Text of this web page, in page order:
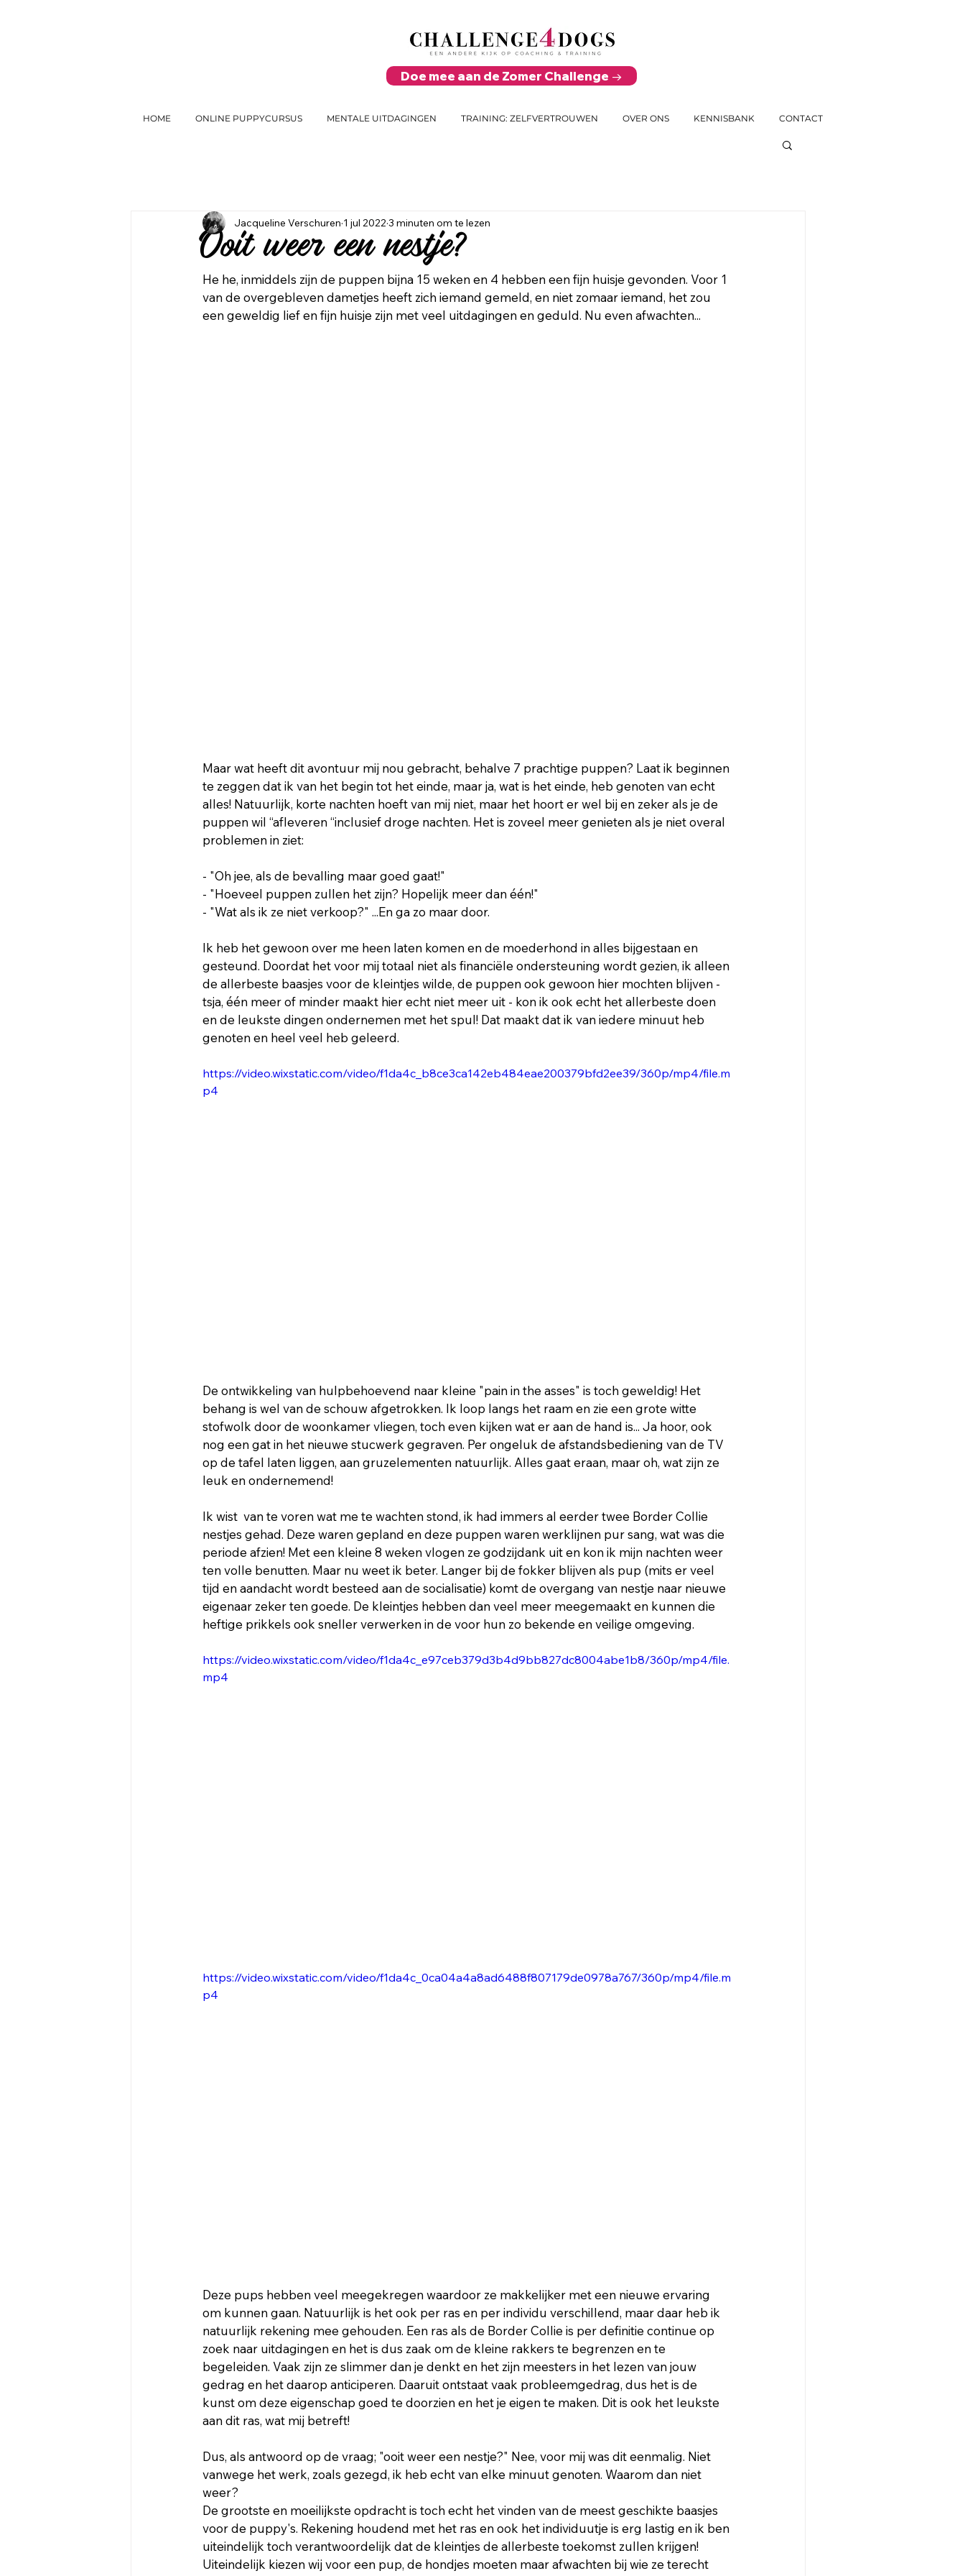
Doe mee aan de Zomer Challenge →
HOME ONLINE PUPPYCURSUS MENTALE UITDAGINGEN TRAINING: ZELFVERTROUWEN OVER ONS KENNISBANK CONTACT
Ooit weer een nestje?
Jacqueline Verschuren 1 jul 2022 3 minuten om te lezen
He he, inmiddels zijn de puppen bijna 15 weken en 4 hebben een fijn huisje gevonden. Voor 1
van de overgebleven dametjes heeft zich iemand gemeld, en niet zomaar iemand, het zou
een geweldig lief en fijn huisje zijn met veel uitdagingen en geduld. Nu even afwachten...
Maar wat heeft dit avontuur mij nou gebracht, behalve 7 prachtige puppen? Laat ik beginnen
te zeggen dat ik van het begin tot het einde, maar ja, wat is het einde, heb genoten van echt
alles! Natuurlijk, korte nachten hoeft van mij niet, maar het hoort er wel bij en zeker als je de
puppen wil “afleveren “inclusief droge nachten. Het is zoveel meer genieten als je niet overal
problemen in ziet:
- "Oh jee, als de bevalling maar goed gaat!"
- "Hoeveel puppen zullen het zijn? Hopelijk meer dan één!"
- "Wat als ik ze niet verkoop?" ...En ga zo maar door.
Ik heb het gewoon over me heen laten komen en de moederhond in alles bijgestaan en
gesteund. Doordat het voor mij totaal niet als financiële ondersteuning wordt gezien, ik alleen
de allerbeste baasjes voor de kleintjes wilde, de puppen ook gewoon hier mochten blijven -
tsja, één meer of minder maakt hier echt niet meer uit - kon ik ook echt het allerbeste doen
en de leukste dingen ondernemen met het spul! Dat maakt dat ik van iedere minuut heb
genoten en heel veel heb geleerd.
https://video.wixstatic.com/video/f1da4c_b8ce3ca142eb484eae200379bfd2ee39/360p/mp4/file.m
p4
De ontwikkeling van hulpbehoevend naar kleine "pain in the asses" is toch geweldig! Het
behang is wel van de schouw afgetrokken. Ik loop langs het raam en zie een grote witte
stofwolk door de woonkamer vliegen, toch even kijken wat er aan de hand is... Ja hoor, ook
nog een gat in het nieuwe stucwerk gegraven. Per ongeluk de afstandsbediening van de TV
op de tafel laten liggen, aan gruzelementen natuurlijk. Alles gaat eraan, maar oh, wat zijn ze
leuk en ondernemend!
Ik wist  van te voren wat me te wachten stond, ik had immers al eerder twee Border Collie
nestjes gehad. Deze waren gepland en deze puppen waren werklijnen pur sang, wat was die
periode afzien! Met een kleine 8 weken vlogen ze godzijdank uit en kon ik mijn nachten weer
ten volle benutten. Maar nu weet ik beter. Langer bij de fokker blijven als pup (mits er veel
tijd en aandacht wordt besteed aan de socialisatie) komt de overgang van nestje naar nieuwe
eigenaar zeker ten goede. De kleintjes hebben dan veel meer meegemaakt en kunnen die
heftige prikkels ook sneller verwerken in de voor hun zo bekende en veilige omgeving.
https://video.wixstatic.com/video/f1da4c_e97ceb379d3b4d9bb827dc8004abe1b8/360p/mp4/file.
mp4
https://video.wixstatic.com/video/f1da4c_0ca04a4a8ad6488f807179de0978a767/360p/mp4/file.m
p4
Deze pups hebben veel meegekregen waardoor ze makkelijker met een nieuwe ervaring
om kunnen gaan. Natuurlijk is het ook per ras en per individu verschillend, maar daar heb ik
natuurlijk rekening mee gehouden. Een ras als de Border Collie is per definitie continue op
zoek naar uitdagingen en het is dus zaak om de kleine rakkers te begrenzen en te
begeleiden. Vaak zijn ze slimmer dan je denkt en het zijn meesters in het lezen van jouw
gedrag en het daarop anticiperen. Daaruit ontstaat vaak probleemgedrag, dus het is de
kunst om deze eigenschap goed te doorzien en het je eigen te maken. Dit is ook het leukste
aan dit ras, wat mij betreft!
Dus, als antwoord op de vraag; "ooit weer een nestje?" Nee, voor mij was dit eenmalig. Niet
vanwege het werk, zoals gezegd, ik heb echt van elke minuut genoten. Waarom dan niet
weer?
De grootste en moeilijkste opdracht is toch echt het vinden van de meest geschikte baasjes
voor de puppy's. Rekening houdend met het ras en ook het individuutje is erg lastig en ik ben
uiteindelijk toch verantwoordelijk dat de kleintjes de allerbeste toekomst zullen krijgen!
Uiteindelijk kiezen wij voor een pup, de hondjes moeten maar afwachten bij wie ze terecht